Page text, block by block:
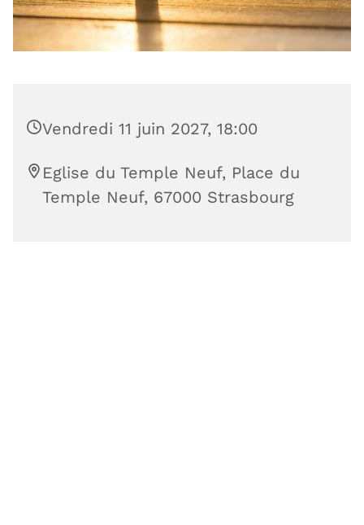
Vendredi 11 juin 2027, 18:00
Eglise du Temple Neuf, Place du
Temple Neuf, 67000 Strasbourg